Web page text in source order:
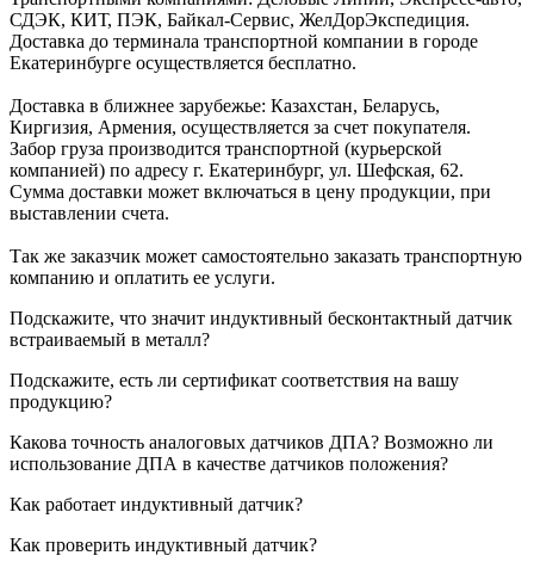
СДЭК, КИТ, ПЭК, Байкал-Сервис, ЖелДорЭкспедиция.
Доставка до терминала транспортной компании в городе
Екатеринбурге осуществляется бесплатно.
Доставка в ближнее зарубежье: Казахстан, Беларусь,
Киргизия, Армения, осуществляется за счет покупателя.
Забор груза производится транспортной (курьерской
компанией) по адресу г. Екатеринбург, ул. Шефская, 62.
Сумма доставки может включаться в цену продукции, при
выставлении счета.
Так же заказчик может самостоятельно заказать транспортную
компанию и оплатить ее услуги.
Подскажите, что значит индуктивный бесконтактный датчик
встраиваемый в металл?
Подскажите, есть ли сертификат соответствия на вашу
продукцию?
Какова точность аналоговых датчиков ДПА? Возможно ли
использование ДПА в качестве датчиков положения?
Как работает индуктивный датчик?
Как проверить индуктивный датчик?